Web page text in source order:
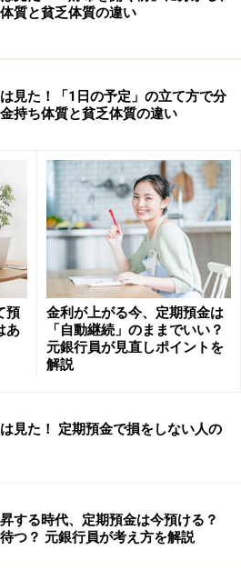
策決定会合では、短期金利（正
日物金利」）が引き下げられる
あります。
金で構わない
通預金はお金を増やすための口
し、定期預金と普通預金の金利
手に定期預金に預け入れるなら
いう状況になっているのです。
者から見れば、いつでもペナル
由という使い勝手のよさがウリ
見るといつ出て行くかわからな
ことはできないことになるわけ
ナルティーを課す、言い換えれ
している代わりに好金利を得て
質と貧乏体質の違い
見た！「1日の予定」の立て方で分
持ち体質と貧乏体質の違い
預
あ
金利が上がる今、定期預金は
「自動継続」のままでいい？
元銀行員が見直しポイントを
解説
見た！ 定期預金で損をしない人の
する時代、定期預金は今預ける？
つ？ 元銀行員が考え方を解説